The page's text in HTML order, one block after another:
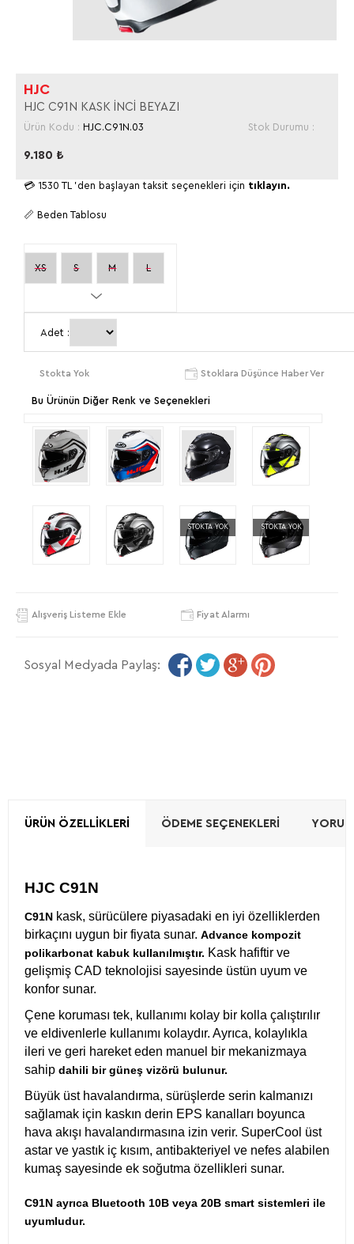
HJC
HJC C91N KASK İNCİ BEYAZI
Ürün Kodu : HJC.C91N.03 Stok Durumu :
9.180 ₺
💳 1530 TL 'den başlayan taksit seçenekleri için tıklayın.
📏 Beden Tablosu
XS S M L
Adet :
Stokta Yok Stoklara Düşünce Haber Ver
Bu Ürünün Diğer Renk ve Seçenekleri
STOKTA YOK STOKTA YOK
Alışveriş Listeme Ekle Fiyat Alarmı
Sosyal Medyada Paylaş:
ÜRÜN ÖZELLIKLERI ÖDEME SEÇENEKLERI
HJC C91N
C91N kask, sürücülere piyasadaki en iyi özelliklerden
birkaçını uygun bir fiyata sunar. Advance kompozit
polikarbonat kabuk kullanılmıştır. Kask hafiftir ve
gelişmiş CAD teknolojisi sayesinde üstün uyum ve
konfor sunar.
Çene koruması tek, kullanımı kolay bir kolla çalıştırılır
ve eldivenlerle kullanımı kolaydır. Ayrıca, kolaylıkla
ileri ve geri hareket eden manuel bir mekanizmaya
sahip dahili bir güneş vizörü bulunur.
Büyük üst havalandırma, sürüşlerde serin kalmanızı
sağlamak için kaskın derin EPS kanalları boyunca
hava akışı havalandırmasına izin verir. SuperCool üst
astar ve yastık iç kısım, antibakteriyel ve nefes alabilen
kumaş sayesinde ek soğutma özellikleri sunar.
C91N ayrıca Bluetooth 10B veya 20B smart sistemleri ile
uyumludur.